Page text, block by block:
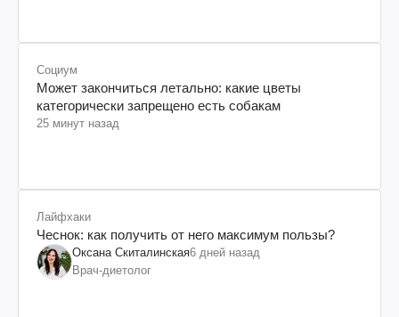
Социум
Может закончиться летально: какие цветы
категорически запрещено есть собакам
25 минут назад
Лайфхаки
Чеснок: как получить от него максимум пользы?
Оксана Скиталинская6 дней назад
Врач-диетолог